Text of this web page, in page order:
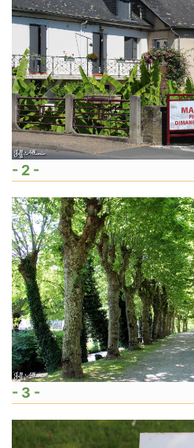
- 2 -
- 3 -